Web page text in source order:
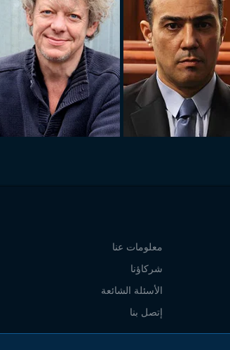
معلومات عنا
شركاؤنا
الأسئلة الشائعة
إتصل بنا